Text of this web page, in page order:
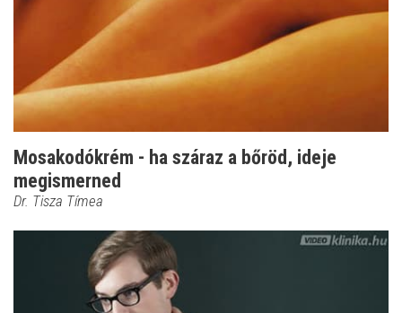
Mosakodókrém - ha száraz a bőröd, ideje
megismerned
Dr. Tisza Tímea